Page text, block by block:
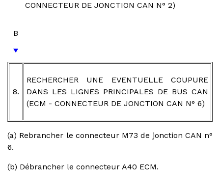
CONNECTEUR DE JONCTION CAN N° 2)
B
8.
RECHERCHER UNE EVENTUELLE COUPURE
DANS LES LIGNES PRINCIPALES DE BUS CAN
(ECM - CONNECTEUR DE JONCTION CAN N° 6)
(a) Rebrancher le connecteur M73 de jonction CAN n°
6.
(b) Débrancher le connecteur A40 ECM.